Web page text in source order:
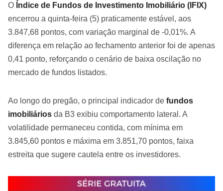
O Índice de Fundos de Investimento Imobiliário (IFIX)
encerrou a quinta-feira (5) praticamente estável, aos
3.847,68 pontos, com variação marginal de -0,01%. A
diferença em relação ao fechamento anterior foi de apenas
0,41 ponto, reforçando o cenário de baixa oscilação no
mercado de fundos listados.
Ao longo do pregão, o principal indicador de fundos
imobiliários da B3 exibiu comportamento lateral. A
volatilidade permaneceu contida, com mínima em
3.845,60 pontos e máxima em 3.851,70 pontos, faixa
estreita que sugere cautela entre os investidores.